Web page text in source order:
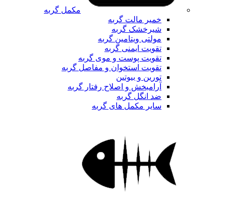
مکمل گربه
خمیر مالت گربه
شیرخشک گربه
مولتی ویتامین گربه
تقویت ایمنی گربه
تقویت پوست و موی گربه
تقویت استخوان و مفاصل گربه
تورین و بیوتین
آرامبخش و اصلاح رفتار گربه
ضد انگل گربه
سایر مکمل های گربه